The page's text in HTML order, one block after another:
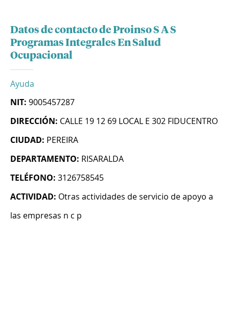
Datos de contacto de Proinso S A S
Programas Integrales En Salud
Ocupacional
Ayuda
NIT: 9005457287
DIRECCIÓN: CALLE 19 12 69 LOCAL E 302 FIDUCENTRO
CIUDAD: PEREIRA
DEPARTAMENTO: RISARALDA
TELÉFONO: 3126758545
ACTIVIDAD: Otras actividades de servicio de apoyo a
las empresas n c p